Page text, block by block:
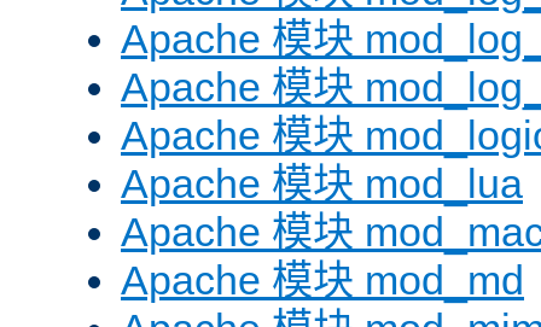
Apache 模块
Apache 模块
Apache 模块
Apache 模块 mod_lua
Apache 模块
Apache 模块 mod_md